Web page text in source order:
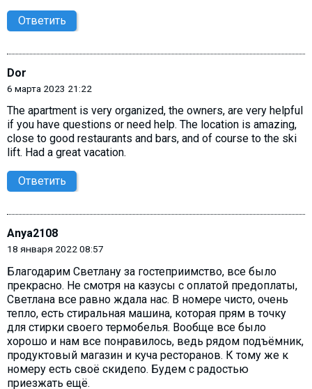
Ответить
Dor
6 марта 2023 21:22
The apartment is very organized, the owners, are very helpful
if you have questions or need help. The location is amazing,
close to good restaurants and bars, and of course to the ski
lift. Had a great vacation.
Ответить
Anya2108
18 января 2022 08:57
Благодарим Светлану за гостеприимство, все было
прекрасно. Не смотря на казусы с оплатой предоплаты,
Светлана все равно ждала нас. В номере чисто, очень
тепло, есть стиральная машина, которая прям в точку
для стирки своего термобелья. Вообще все было
хорошо и нам все понравилось, ведь рядом подъёмник,
продуктовый магазин и куча ресторанов. К тому же к
номеру есть своё скидепо. Будем с радостью
приезжать ещё.